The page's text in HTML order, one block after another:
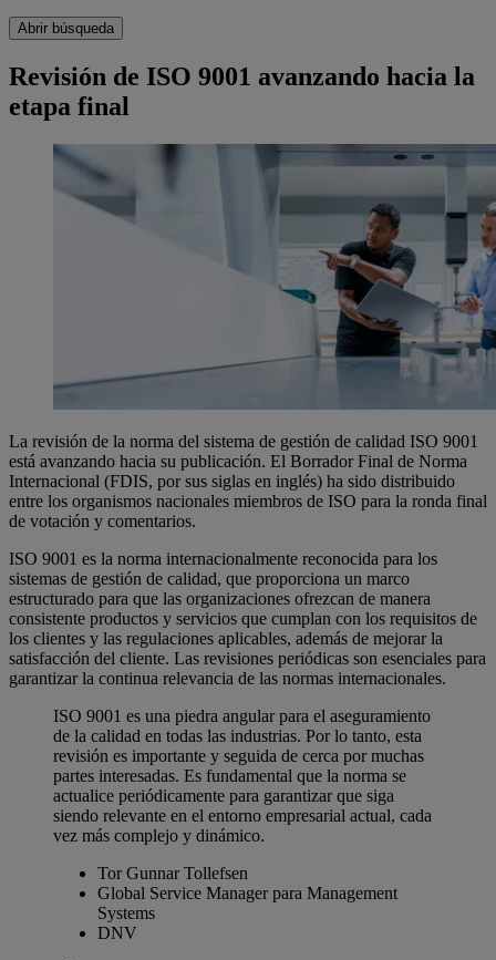
Abrir búsqueda
Revisión de ISO 9001 avanzando hacia la
etapa final
La revisión de la norma del sistema de gestión de calidad ISO 9001
está avanzando hacia su publicación. El Borrador Final de Norma
Internacional (FDIS, por sus siglas en inglés) ha sido distribuido
entre los organismos nacionales miembros de ISO para la ronda final
de votación y comentarios.
ISO 9001 es la norma internacionalmente reconocida para los
sistemas de gestión de calidad, que proporciona un marco
estructurado para que las organizaciones ofrezcan de manera
consistente productos y servicios que cumplan con los requisitos de
los clientes y las regulaciones aplicables, además de mejorar la
satisfacción del cliente. Las revisiones periódicas son esenciales para
garantizar la continua relevancia de las normas internacionales.
ISO 9001 es una piedra angular para el aseguramiento
de la calidad en todas las industrias. Por lo tanto, esta
revisión es importante y seguida de cerca por muchas
partes interesadas. Es fundamental que la norma se
actualice periódicamente para garantizar que siga
siendo relevante en el entorno empresarial actual, cada
vez más complejo y dinámico.
Tor Gunnar Tollefsen
Global Service Manager para Management
Systems
DNV